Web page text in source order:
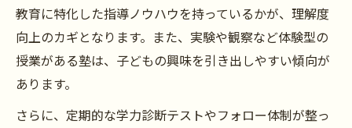
失敗しない塾選びのポイントを徹底解説
尼崎市の塾選び失敗例と成功例一覧
塾選びで避けたい理科指導の落とし穴
塾選びの後悔を防ぐための工夫
教育に特化した指導ノウハウを持っているかが、理解度
向上のカギとなります。また、実験や観察など体験型の
授業がある塾は、子どもの興味を引き出しやすい傾向が
あります。
さらに、定期的な学力診断テストやフォロー体制が整っ